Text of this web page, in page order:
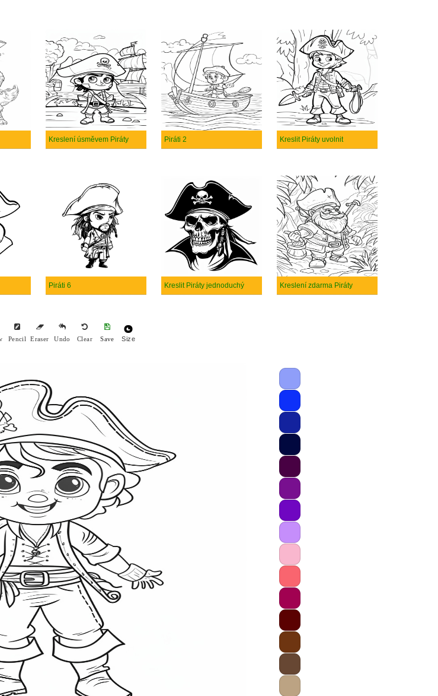
Kreslení úsměvem Piráty Piráti 2 Kreslit Piráty uvolnit
Piráti 6 Kreslit Piráty jednoduchý Kreslení zdarma Piráty
Pencil Eraser Undo Clear Save Size